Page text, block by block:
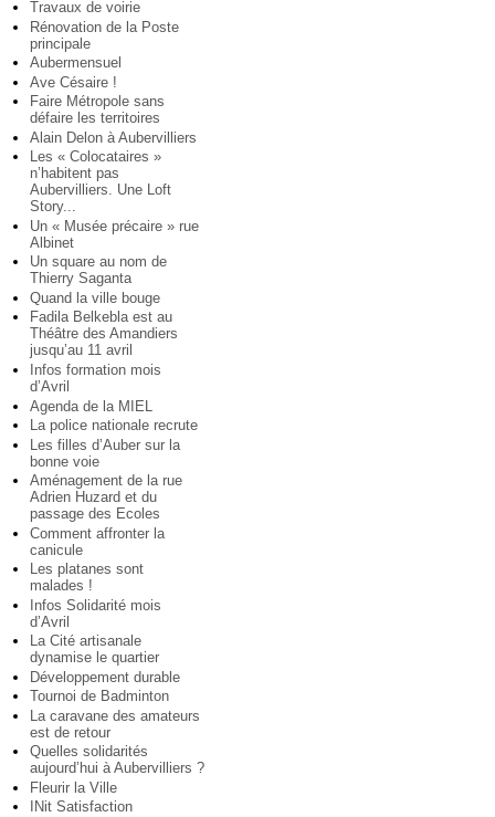
Travaux de voirie
Rénovation de la Poste
principale
Aubermensuel
Ave Césaire !
Faire Métropole sans
défaire les territoires
Alain Delon à Aubervilliers
Les « Colocataires »
n’habitent pas
Aubervilliers. Une Loft
Story...
Un « Musée précaire » rue
Albinet
Un square au nom de
Thierry Saganta
Quand la ville bouge
Fadila Belkebla est au
Théâtre des Amandiers
jusqu’au 11 avril
Infos formation mois
d’Avril
Agenda de la MIEL
La police nationale recrute
Les filles d’Auber sur la
bonne voie
Aménagement de la rue
Adrien Huzard et du
passage des Ecoles
Comment affronter la
canicule
Les platanes sont
malades !
Infos Solidarité mois
d’Avril
La Cité artisanale
dynamise le quartier
Développement durable
Tournoi de Badminton
La caravane des amateurs
est de retour
Quelles solidarités
aujourd’hui à Aubervilliers ?
Fleurir la Ville
INit Satisfaction